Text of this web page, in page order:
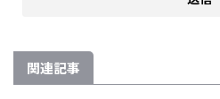
関連記事